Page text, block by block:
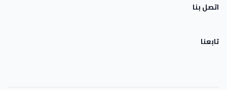
اتصل بنا
تابعنا